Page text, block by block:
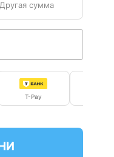
T-Pay